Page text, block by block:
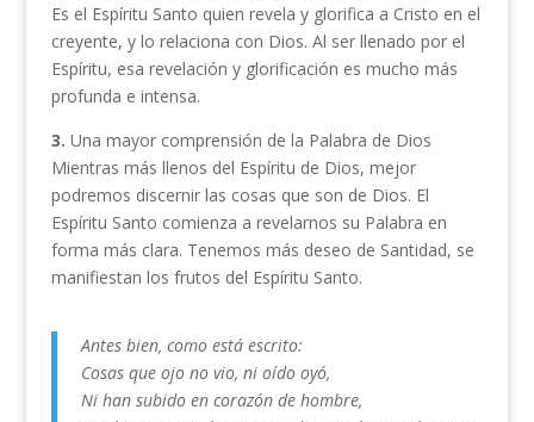
Es el Espíritu Santo quien revela y glorifica a Cristo en el
creyente, y lo relaciona con Dios. Al ser llenado por el
Espíritu, esa revelación y glorificación es mucho más
profunda e intensa.
3. Una mayor comprensión de la Palabra de Dios
Mientras más llenos del Espíritu de Dios, mejor
podremos discernir las cosas que son de Dios. El
Espíritu Santo comienza a revelarnos su Palabra en
forma más clara. Tenemos más deseo de Santidad, se
manifiestan los frutos del Espíritu Santo.
Antes bien, como está escrito:
Cosas que ojo no vio, ni oído oyó,
Ni han subido en corazón de hombre,